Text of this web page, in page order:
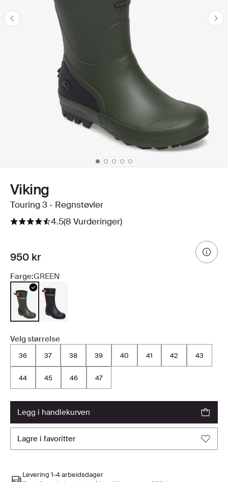
Viking
Touring 3 - Regnstøvler
4.5(8 Vurderinger)
950 kr
Farge:GREEN
Velg størrelse
36 37 38 39 40 41 42 43
44 45 46 47
legg i handlekurven
lagre i favoritter
Levering 1-4 arbeidsdager